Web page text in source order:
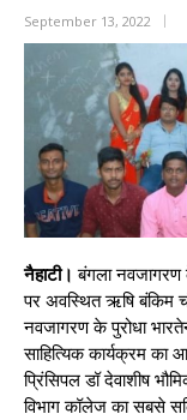
September 13, 2022
नैहाटी। बंगला
पर अवस्थित ऋषि बंकिम
नवजागरण के पुरोधा
साहित्यिक कार्यक्रम का
प्रिंसिपल डॉ देवाशीष
विभाग कॉलेज का सबसे